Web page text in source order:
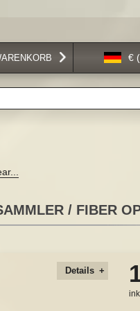
WARENKORB Sprache €
/ FIBER
Details